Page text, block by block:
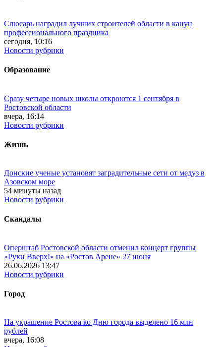
Слюсарь наградил лучших строителей области в канун
профессионального праздника
сегодня, 10:16
Новости рубрики
Образование
Сразу четыре новых школы откроются 1 сентября в
Ростовской области
вчера, 16:14
Новости рубрики
Жизнь
Донские ученые установят заградительные сети от медуз в
Азовском море
54 минуты назад
Новости рубрики
Скандалы
Оперштаб Ростовской области отменил концерт группы
«Руки Вверх!» на «Ростов Арене» 27 июня
26.06.2026 13:47
Новости рубрики
Город
На украшение Ростова ко Дню города выделено 16 млн
рублей
вчера, 16:08